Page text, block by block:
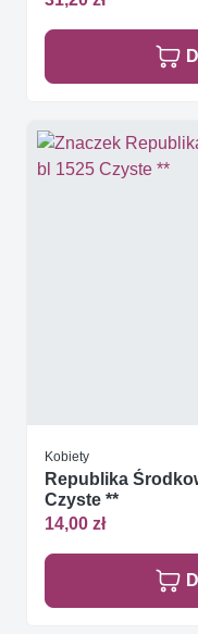
Kobiety
Republika
Czyste **
14,00 zł